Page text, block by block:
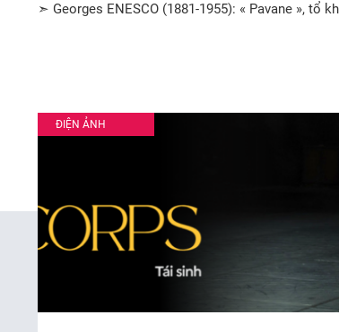
➣ Georges ENESCO (1881-1955): « Pavane », tổ
ĐIỆN ẢNH